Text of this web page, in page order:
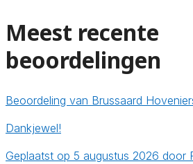
Meest recente
beoordelingen
Beoordeling van Brussaard
Dankjewel!
Geplaatst op 5 augustus 2026 door